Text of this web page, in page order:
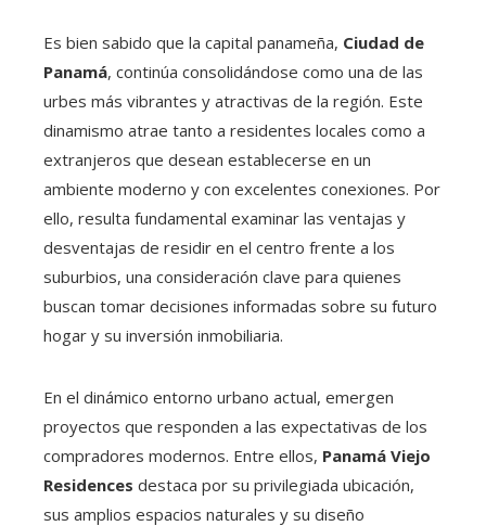
Es bien sabido que la capital panameña, Ciudad de
Panamá, continúa consolidándose como una de las
urbes más vibrantes y atractivas de la región. Este
dinamismo atrae tanto a residentes locales como a
extranjeros que desean establecerse en un
ambiente moderno y con excelentes conexiones. Por
ello, resulta fundamental examinar las ventajas y
desventajas de residir en el centro frente a los
suburbios, una consideración clave para quienes
buscan tomar decisiones informadas sobre su futuro
hogar y su inversión inmobiliaria.
En el dinámico entorno urbano actual, emergen
proyectos que responden a las expectativas de los
compradores modernos. Entre ellos, Panamá Viejo
Residences destaca por su privilegiada ubicación,
sus amplios espacios naturales y su diseño